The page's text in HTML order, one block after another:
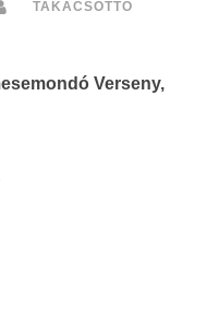
TAKACSOTTO
Verseny,